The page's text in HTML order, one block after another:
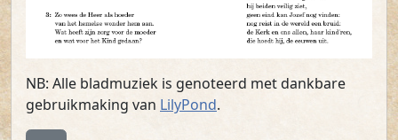
NB: Alle bladmuziek is genoteerd met dankbare
gebruikmaking van LilyPond.